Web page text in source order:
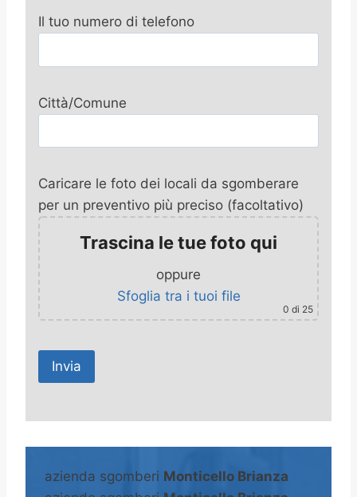
Il tuo numero di telefono
Città/Comune
Caricare le foto dei locali da sgomberare
per un preventivo più preciso (facoltativo)
Trascina le tue foto qui
oppure
Sfoglia tra i tuoi file
0 di 25
A
eazienda sgomberi Monticello Brianza